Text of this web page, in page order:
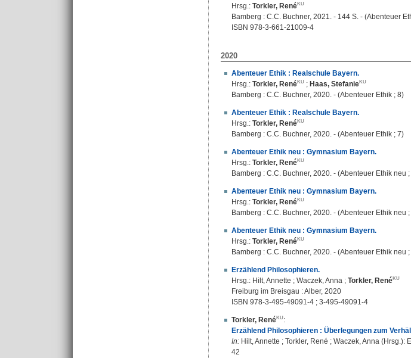
Hrsg.: Torkler, René
Bamberg : C.C. Buchner, 2021. - 144 S. - (Abenteuer
ISBN 978-3-661-21009-4
2020
Abenteuer Ethik : Realschule Bayern.
Hrsg.: Torkler, René ; Haas, Stefanie
Bamberg : C.C. Buchner, 2020. - (Abenteuer Ethik ; 8)
Abenteuer Ethik : Realschule Bayern.
Hrsg.: Torkler, René
Bamberg : C.C. Buchner, 2020. - (Abenteuer Ethik ; 7)
Abenteuer Ethik neu : Gymnasium Bayern.
Hrsg.: Torkler, René
Bamberg : C.C. Buchner, 2020. - (Abenteuer Ethik neu
Abenteuer Ethik neu : Gymnasium Bayern.
Hrsg.: Torkler, René
Bamberg : C.C. Buchner, 2020. - (Abenteuer Ethik neu
Abenteuer Ethik neu : Gymnasium Bayern.
Hrsg.: Torkler, René
Bamberg : C.C. Buchner, 2020. - (Abenteuer Ethik neu
Erzählend Philosophieren.
Hrsg.: Hilt, Annette ; Waczek, Anna ; Torkler, René
Freiburg im Breisgau : Alber, 2020
ISBN 978-3-495-49091-4 ; 3-495-49091-4
Torkler, René
:
Erzählend Philosophieren : Überlegungen zum
In: Hilt, Annette ; Torkler, René ; Waczek, Anna
42